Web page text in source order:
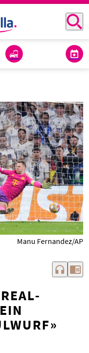
Manu Fernandez/AP
headphones chrome_reader_mode